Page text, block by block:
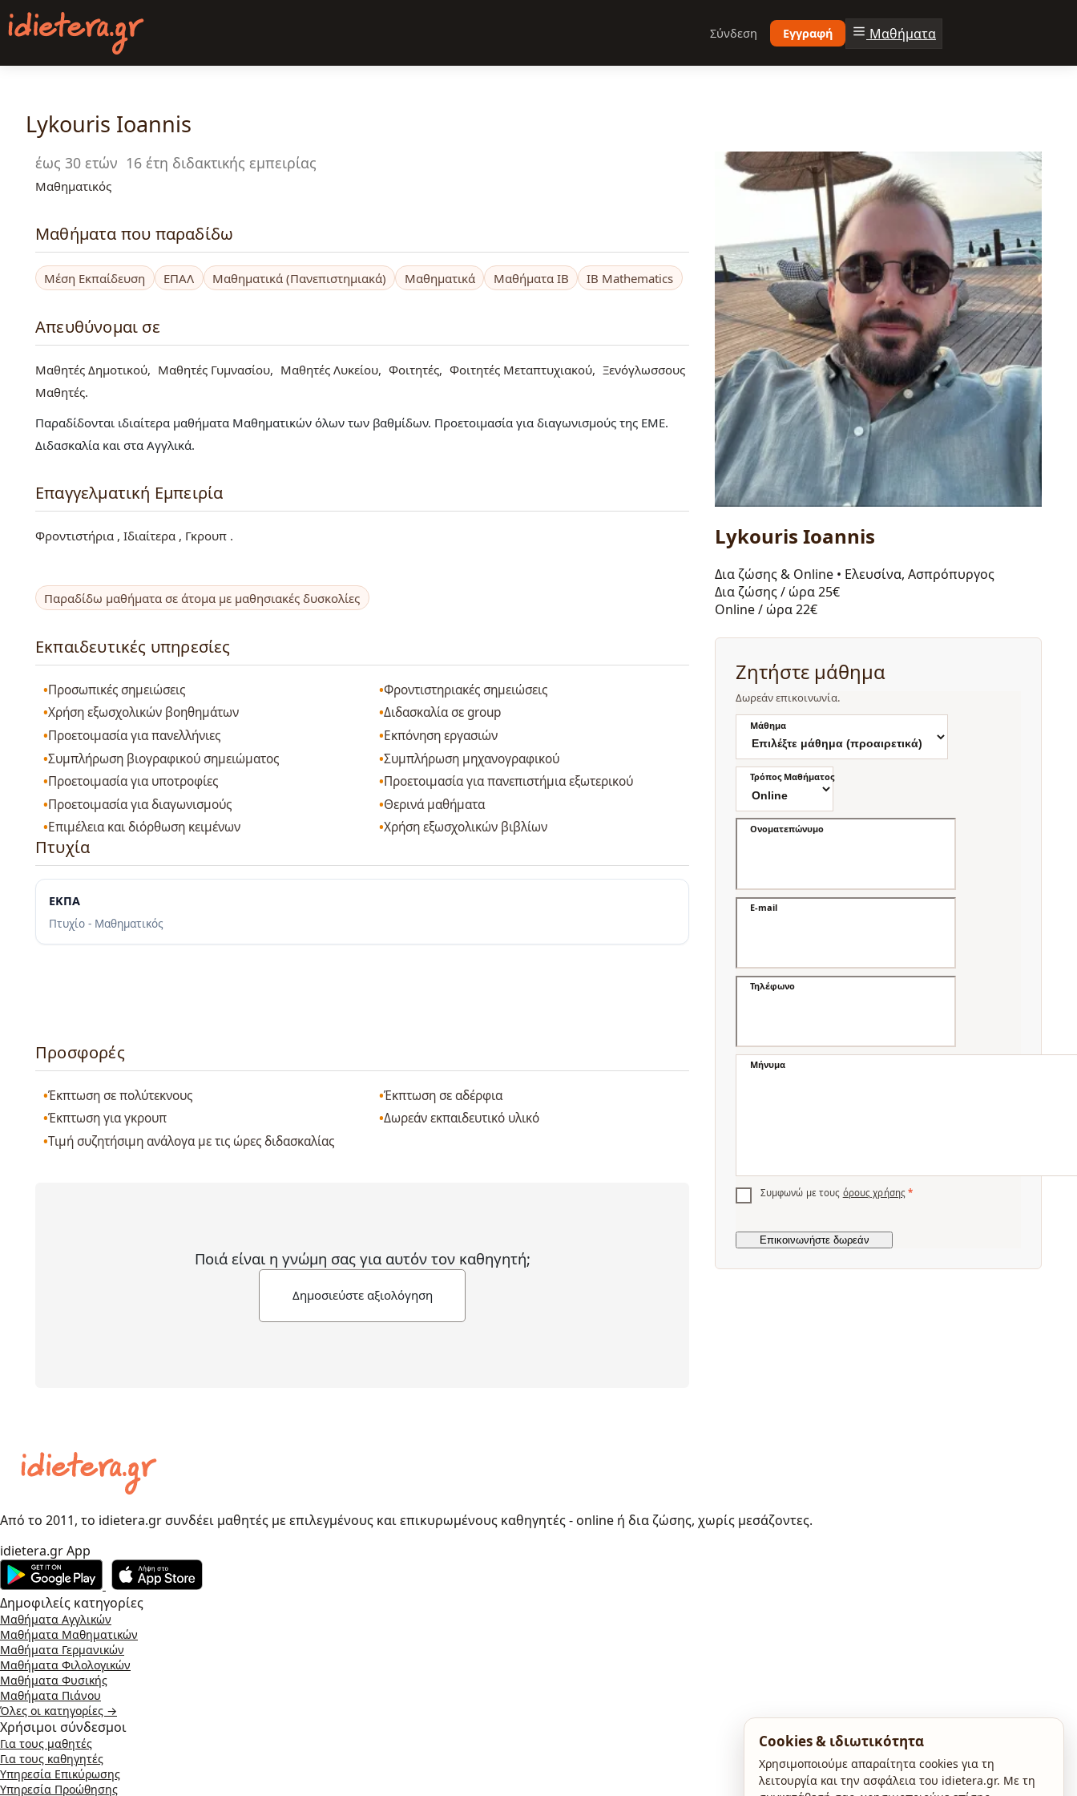
Παράκαμψη
προς
κυρίως
Σύνδεση Εγγραφή Μαθήματα
Lykouris Ioannis
έως 30 ετών 16 έτη διδακτικής εμπειρίας
Μαθηματικός
Μαθήματα που παραδίδω
Μέση Εκπαίδευση ΕΠΑΛ Μαθηματικά (Πανεπιστημιακά) Μαθηματικά Μαθήματα IB IB Mathematics
Απευθύνομαι σε
Μαθητές Δημοτικού Μαθητές Γυμνασίου Μαθητές Λυκείου Φοιτητές Φοιτητές Μεταπτυχιακού
Ξενόγλωσσους
Μαθητές
Παραδίδονται ιδιαίτερα μαθήματα Μαθηματικών όλων των βαθμίδων. Προετοιμασία για διαγωνισμούς της ΕΜΕ.
Διδασκαλία και στα Αγγλικά.
Επαγγελματική Εμπειρία
Φροντιστήρια , Ιδιαίτερα , Γκρουπ .
Παραδίδω μαθήματα σε άτομα με μαθησιακές δυσκολίες
Εκπαιδευτικές υπηρεσίες
Προσωπικές σημειώσεις
Φροντιστηριακές σημειώσεις
Χρήση εξωσχολικών βοηθημάτων
Διδασκαλία σε group
Προετοιμασία για πανελλήνιες
Εκπόνηση εργασιών
Συμπλήρωση βιογραφικού σημειώματος
Συμπλήρωση μηχανογραφικού
Προετοιμασία για υποτροφίες
Προετοιμασία για πανεπιστήμια εξωτερικού
Προετοιμασία για διαγωνισμούς
Θερινά μαθήματα
Επιμέλεια και διόρθωση κειμένων
Χρήση εξωσχολικών βιβλίων
Πτυχία
ΕΚΠΑ
Πτυχίο - Μαθηματικός
Προσφορές
Έκπτωση σε πολύτεκνους
Έκπτωση σε αδέρφια
Έκπτωση για γκρουπ
Δωρεάν εκπαιδευτικό υλικό
Τιμή συζητήσιμη ανάλογα με τις ώρες διδασκαλίας
Ποιά είναι η γνώμη σας για αυτόν τον καθηγητή;
Δημοσιεύστε αξιολόγηση
Lykouris Ioannis
Δια ζώσης & Online • Ελευσίνα, Ασπρόπυργος
Δια ζώσης / ώρα25€
Online / ώρα22€
Ζητήστε μάθημα
Δωρεάν επικοινωνία.
Μάθημα
Τρόπος Μαθήματος
Ονοματεπώνυμο
E-mail
Τηλέφωνο
Μήνυμα
Συμφωνώ με τους όρους χρήσης *
Από το 2011, το idietera.gr συνδέει μαθητές με επιλεγμένους και επικυρωμένους καθηγητές - online ή δια ζώσης, χωρίς μεσάζοντες.
idietera.gr App
Δημοφιλείς κατηγορίες
Μαθήματα Αγγλικών
Μαθήματα Μαθηματικών
Μαθήματα Γερμανικών
Μαθήματα Φιλολογικών
Μαθήματα Φυσικής
Μαθήματα Πιάνου
Όλες οι κατηγορίες →
Χρήσιμοι σύνδεσμοι
Για τους μαθητές
Για τους καθηγητές
Υπηρεσία Επικύρωσης
Υπηρεσία Προώθησης
Cookies & ιδιωτικότητα
Χρησιμοποιούμε απαραίτητα cookies για τη
λειτουργία και την ασφάλεια του idietera.gr. Με τη